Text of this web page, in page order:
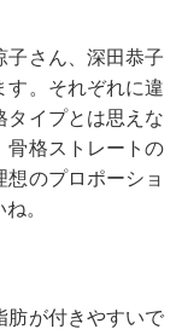
子さん、深田恭子
す。それぞれに違
タイプとは思えな
骨格ストレートの
のプロポーショ
。
肪が付きやすいで